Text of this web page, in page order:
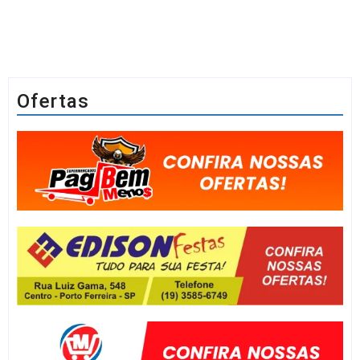
Ofertas